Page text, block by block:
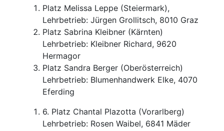
Platz Melissa Leppe (Steiermark),
Lehrbetrieb: Jürgen Grollitsch, 8010 Graz
Platz Sabrina Kleibner (Kärnten)
Lehrbetrieb: Kleibner Richard, 9620
Hermagor
Platz Sandra Berger (Oberösterreich)
Lehrbetrieb: Blumenhandwerk Elke, 4070
Eferding
6. Platz Chantal Plazotta (Vorarlberg)
Lehrbetrieb: Rosen Waibel, 6841 Mäder